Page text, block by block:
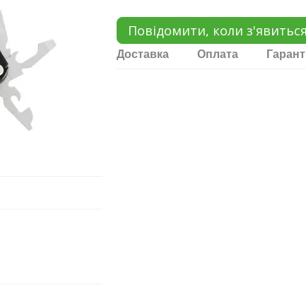
Повідомити, коли з'явиться
Доставка Оплата